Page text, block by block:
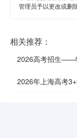
管理员予以更改或删除
相关推荐：
2026高考招生——
2026年上海高考